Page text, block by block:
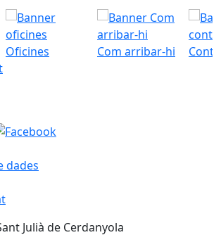
Oficines Com arribar-hi
dades
Julià de Cerdanyola